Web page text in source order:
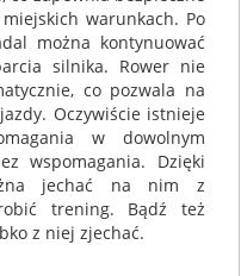
warunkach. Po
można kontynuować
silnika. Rower nie
co pozwala na
Oczywiście istnieje
w dowolnym
wspomagania. Dzięki
jechać na nim z
trening. Bądź też
z niej zjechać.